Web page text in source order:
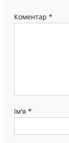
Коментар *
Ім'я *